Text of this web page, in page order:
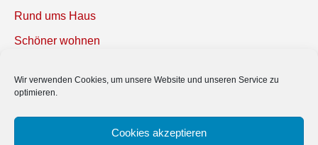
Wir verwenden Cookies, um unsere Website und unseren Service zu
optimieren.
Cookies akzeptieren
Rund ums Haus
Schöner wohnen